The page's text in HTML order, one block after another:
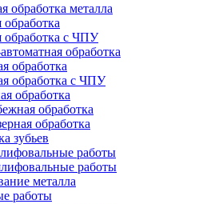
обработка металла
обработка
обработка с ЧПУ
обработка
обработка
обработка c ЧПУ
обработка
обработка
обработка
зубьев
работы
работы
металла
работы